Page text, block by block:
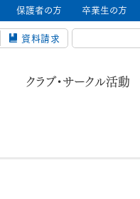
保護者の方 卒業生の方
クラブ・サークル活動
資料請求